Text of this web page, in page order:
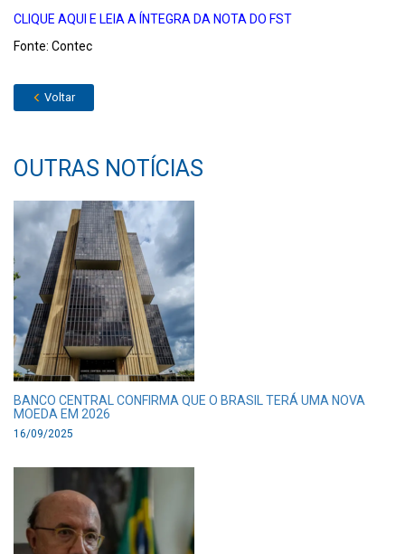
CLIQUE AQUI E LEIA A ÍNTEGRA DA NOTA DO FST
Fonte: Contec
Voltar
OUTRAS NOTÍCIAS
BANCO CENTRAL CONFIRMA QUE O BRASIL TERÁ UMA NOVA
MOEDA EM 2026
16/09/2025